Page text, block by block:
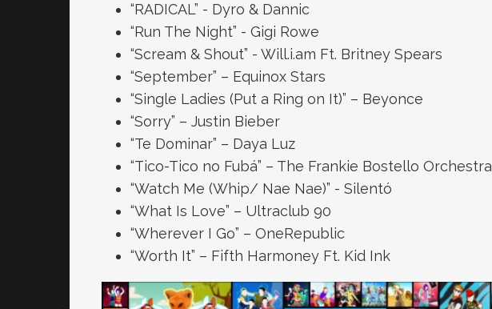
“RADICAL” - Dyro & Dannic
“Run The Night” - Gigi Rowe
“Scream & Shout” - Will.i.am Ft. Britney Spears
“September” – Equinox Stars
“Single Ladies (Put a Ring on It)” – Beyonce
“Sorry” – Justin Bieber
“Te Dominar” – Daya Luz
“Tico-Tico no Fubá” – The Frankie Bostello Orchestra
“Watch Me (Whip/ Nae Nae)” - Silentó
“What Is Love” – Ultraclub 90
“Wherever I Go” – OneRepublic
“Worth It” – Fifth Harmoney Ft. Kid Ink